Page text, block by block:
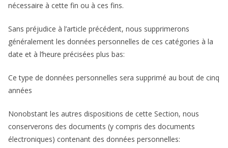
nécessaire à cette fin ou à ces fins.
Sans préjudice à l’article précédent, nous supprimerons
généralement les données personnelles de ces catégories à la
date et à l’heure précisées plus bas:
Ce type de données personnelles sera supprimé au bout de cinq
années
Nonobstant les autres dispositions de cette Section, nous
conserverons des documents (y compris des documents
électroniques) contenant des données personnelles: